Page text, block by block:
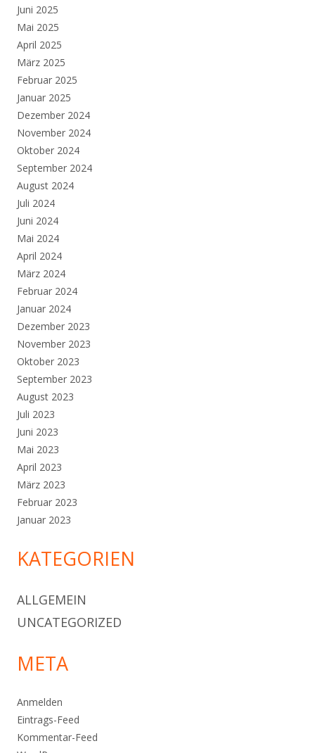
Juni 2025
Mai 2025
April 2025
März 2025
Februar 2025
Januar 2025
Dezember 2024
November 2024
Oktober 2024
September 2024
August 2024
Juli 2024
Juni 2024
Mai 2024
April 2024
März 2024
Februar 2024
Januar 2024
Dezember 2023
November 2023
Oktober 2023
September 2023
August 2023
Juli 2023
Juni 2023
Mai 2023
April 2023
März 2023
Februar 2023
Januar 2023
KATEGORIEN
ALLGEMEIN
UNCATEGORIZED
META
Anmelden
Eintrags-Feed
Kommentar-Feed